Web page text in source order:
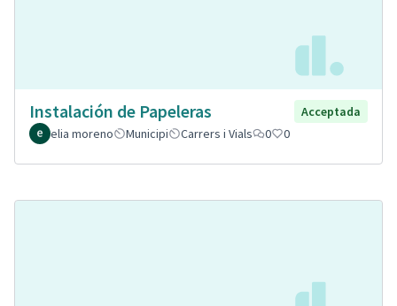
Instalación de Papeleras
Acceptada
elia moreno
Municipi Carrers i Vials 0 0